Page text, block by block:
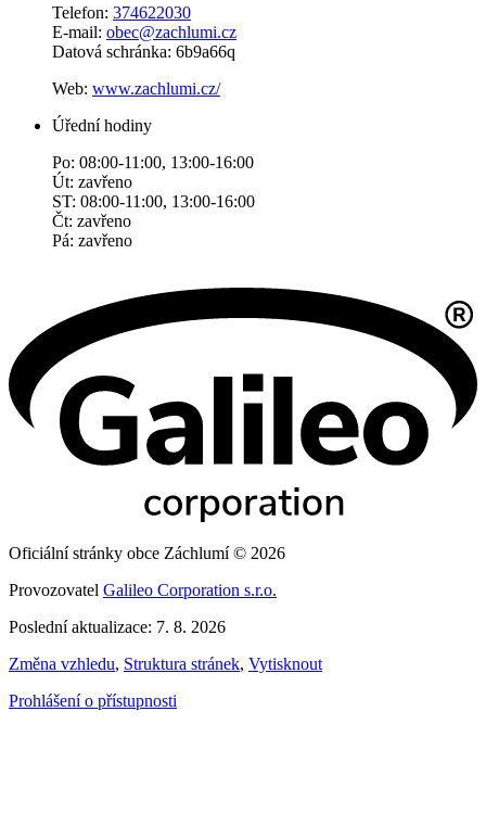
Telefon: 374622030
E-mail: obec@zachlumi.cz
Datová schránka: 6b9a66q
Web: www.zachlumi.cz/
Úřední hodiny
Po: 08:00-11:00, 13:00-16:00
Út: zavřeno
ST: 08:00-11:00, 13:00-16:00
Čt: zavřeno
Pá: zavřeno
Oficiální stránky obce Záchlumí © 2026
Provozovatel Galileo Corporation s.r.o.
Poslední aktualizace: 7. 8. 2026
Změna vzhledu, Struktura stránek, Vytisknout
Prohlášení o přístupnosti